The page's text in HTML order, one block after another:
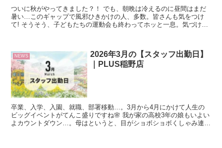
ついに秋がやってきました？！ でも、朝晩は冷えるのに昼間はまだ
暑い…このギャップで風邪ひきかけの人、多数。皆さんも気をつけ
て! そうそう、子どもたちの運動会も終わってホッと一息。気づけ
NEWS
2026年3月の【スタッフ出勤日】
｜PLUS稲野店
卒業、入学、入園、就職、部署移動…。3月から4月にかけて人生の
ビッグイベントがてんこ盛りですね🌸 我が家の高校3年の娘もいよい
よカウントダウン…。母はというと、目がショボショボくしゃみ連発